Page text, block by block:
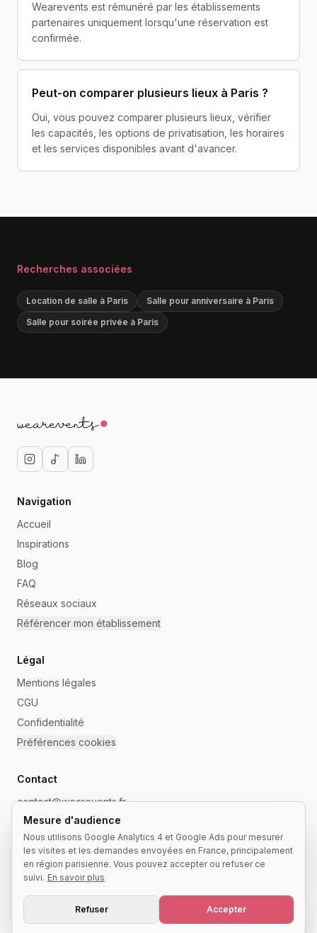
Wearevents est rémunéré par les établissements
partenaires uniquement lorsqu'une réservation est
confirmée.
Peut-on comparer plusieurs lieux à Paris ?
Oui, vous pouvez comparer plusieurs lieux, vérifier
les capacités, les options de privatisation, les horaires
et les services disponibles avant d'avancer.
Recherches associées
Location de salle à Paris
Salle pour anniversaire à Paris
Salle pour soirée privée à Paris
Navigation
Accueil
Inspirations
Blog
FAQ
Réseaux sociaux
Référencer mon établissement
Légal
Mentions légales
CGU
Confidentialité
Préférences cookies
Contact
contact@wearevents.fr
Paris, France
Référencer mon établissement
© 2026 Wearevents. Tous droits réservés.
Mesure d'audience
Nous utilisons Google Analytics 4 et Google Ads pour mesurer
les visites et les demandes envoyées en France, principalement
en région parisienne. Vous pouvez accepter ou refuser ce
suivi. En savoir plus
Refuser Accepter